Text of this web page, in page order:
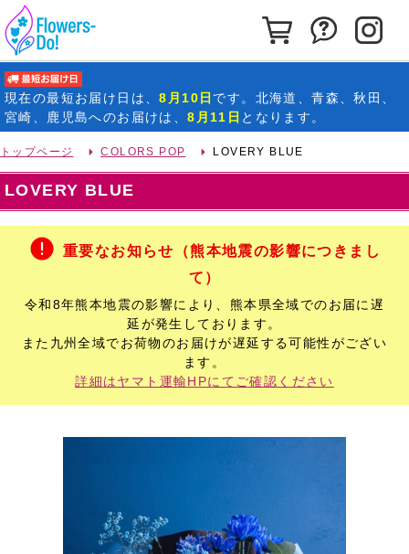
カートを見る
お問い合
現在の最短お届け日 は、8月10日 です。北海道、青森、秋田、
宮崎、鹿児島へのお届けは、8月11日 となります。
トップページ COLORS POP LOVERY BLUE
LOVERY BLUE
重要なお知らせ（熊本地震の影響につきまし
て）
令和8年熊本地震の影響により、熊本県全域でのお届に遅
延が発生しております。
また九州全域でお荷物のお届けが遅延する可能性がござい
ます。
詳細はヤマト運輸HPにてご確認ください